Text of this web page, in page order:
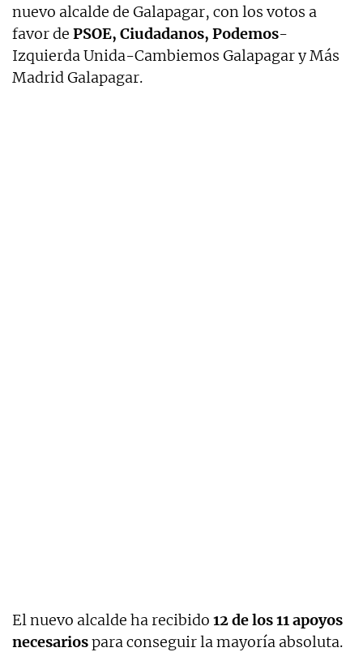
nuevo alcalde de Galapagar, con los votos a
favor de PSOE, Ciudadanos, Podemos-
Izquierda Unida-Cambiemos Galapagar y Más
Madrid Galapagar.
El nuevo alcalde ha recibido 12 de los 11 apoyos
necesariospara conseguir la mayoría absoluta.